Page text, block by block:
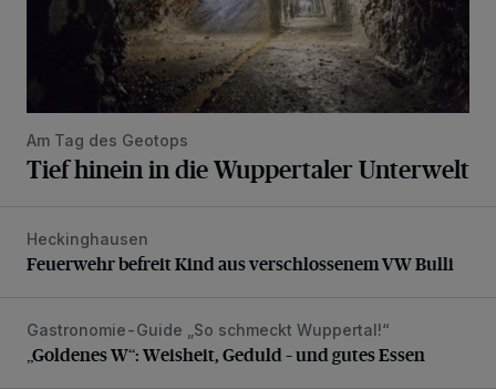
Am Tag des Geotops
Tief hinein in die Wuppertaler Unterwelt
Feuerwehr befreit Kind aus verschlossenem VW Bulli
Heckinghausen
Feuerwehr befreit Kind aus verschlossenem VW Bulli
„Goldenes W“: Weisheit, Geduld – und gutes Essen
Gastronomie-Guide „So schmeckt Wuppertal!“
„Goldenes W“: Weisheit, Geduld – und gutes Essen